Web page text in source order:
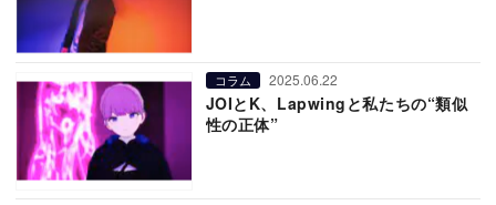
コラム 2025.06.22
JOIとK、Lapwingと私たちの“類似
性の正体”